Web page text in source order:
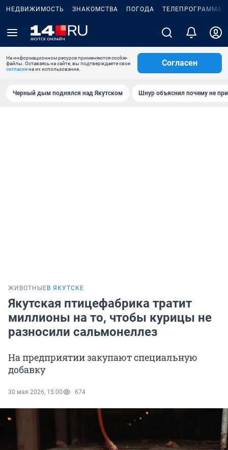
НЕДВИЖИМОСТЬ ЗНАКОМСТВА ПОГОДА ТЕЛЕПРОГРАММА
На информационном ресурсе применяются cookie-
файлы. Оставаясь на сайте, вы подтверждаете свое
согласиена их использование.
Согласен
Черный дым поднялся над Якутском Шнур объяснил почему не
ЖИВОТНЫЕ В ЯКУТСКЕ
Якутская птицефабрика тратит
миллионы на то, чтобы курицы не
разносили сальмонеллез
На предприятии закупают специальную
добавку
30 мая 2026, 15:00 674